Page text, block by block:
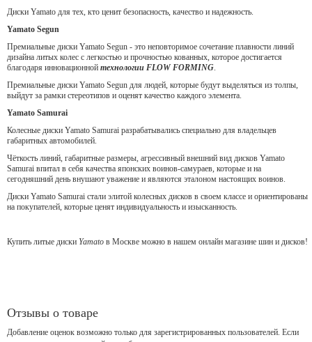
Диски Yamato для тех, кто ценит безопасность, качество и надежность.
Yamato Segun
Премиальные диски Yamato Segun - это неповторимое сочетание плавности линий
дизайна литых колес с легкостью и прочностью кованных, которое достигается
благодаря инновационной технологии FLOW FORMING.
Премиальные диски Yamato Segun для людей, которые будут выделяться из толпы,
выйдут за рамки стереотипов и оценят качество каждого элемента.
Yamato Samurai
Колесные диски Yamato Samurai разрабатывались специально для владельцев
габаритных автомобилей.
Чёткость линий, габаритные размеры, агрессивный внешний вид дисков Yamato
Samurai впитал в себя качества японских воинов-самураев, которые и на
сегодняшний день внушают уважение и являются эталоном настоящих воинов.
Диски Yamato Samurai стали элитой колесных дисков в своем классе и ориентированы
на покупателей, которые ценят индивидуальность и изысканность.
Купить литые диски Yamato в Москве можно в нашем онлайн магазине шин и дисков!
Отзывы о товаре
Добавление оценок возможно только для зарегистрированных пользователей. Если